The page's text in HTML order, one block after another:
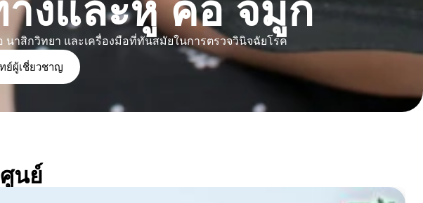
งและหู คอ จมูก
าสิกวิทยา และเครื่องมือที่ทันสมัยในการตรวจวินิจฉัยโรค
ย์ผู้เชี่ยวชาญ
นย์